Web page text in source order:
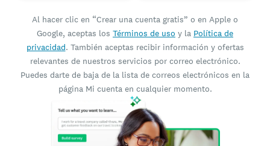
Al hacer clic en “Crear una cuenta gratis” o en Apple o
Google, aceptas los Términos de uso y la Política de
privacidad. También aceptas recibir información y ofertas
relevantes de nuestros servicios por correo electrónico.
Puedes darte de baja de la lista de correos electrónicos en la
página Mi cuenta en cualquier momento.